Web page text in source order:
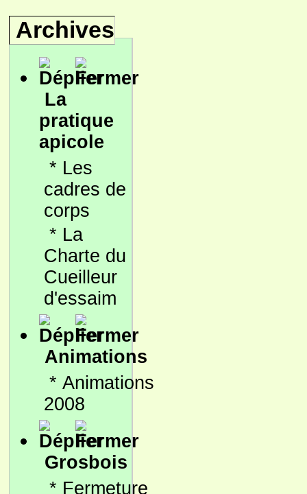
Archives
La
pratique
apicole
* Les
cadres de
corps
* La
Charte du
Cueilleur
d'essaim
Animations
* Animations
2008
Grosbois
* Fermeture